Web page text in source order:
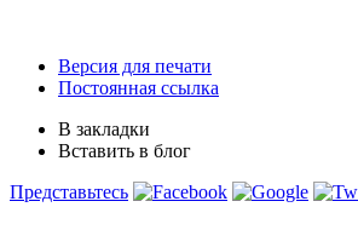
Версия для печати
Постоянная ссылка
В закладки
Вставить в блог
Представьтесь